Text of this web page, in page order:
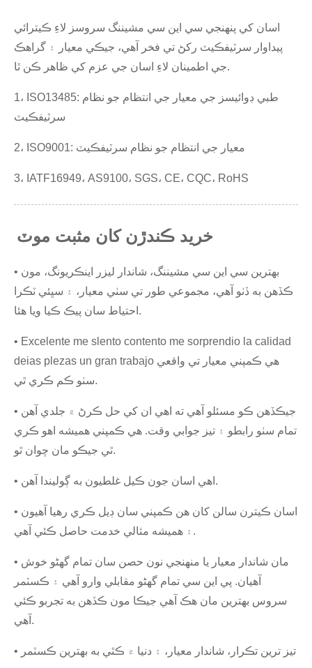
اسان کي پنهنجي سي اين سي مشيننگ سروسز لاءِ ڪيترائي
پيداوار سرٽيفڪيٽ رکڻ تي فخر آهي، جيڪي معيار ۽ گراهڪ
جي اطمينان لاءِ اسان جي عزم کي ظاهر ڪن ٿا.
1، ISO13485: طبي ڊوائيسز جي معيار جي انتظام جو نظام
سرٽيفڪيٽ
2، ISO9001: معيار جي انتظام جو نظام سرٽيفڪيٽ
3، IATF16949، AS9100، SGS، CE، CQC، RoHS
خريد ڪندڙن کان مثبت موٽ
• بهترين سي اين سي مشيننگ، شاندار ليزر اينڪريونگ، مون
ڪڏهن به ڏٺو آهي، مجموعي طور تي سٺي معيار، ۽ سڀئي ٽڪرا
احتياط سان پيڪ ڪيا ويا هئا.
• Excelente me slento contento me sorprendio la calidad
deias plezas un gran trabajo هي ڪمپني معيار تي واقعي
سٺو ڪم ڪري ٿي.
• جيڪڏهن ڪو مسئلو آهي ته اهي ان کي حل ڪرڻ ۾ جلدي آهن
تمام سٺو رابطو ۽ تيز جوابي وقت. هي ڪمپني هميشه اهو ڪري
ٿي جيڪو مان چوان ٿو.
• اهي اسان جون ڪيل غلطيون به ڳوليندا آهن.
• اسان ڪيترن سالن کان هن ڪمپني سان ڊيل ڪري رهيا آهيون
۽ هميشه مثالي خدمت حاصل ڪئي آهي.
• مان شاندار معيار يا منهنجي نون حصن سان تمام گهڻو خوش
آهيان. پي اين سي تمام گهڻو مقابلي وارو آهي ۽ ڪسٽمر
سروس بهترين مان هڪ آهي جيڪا مون ڪڏهن به تجربو ڪئي
آهي.
• تيز ترين تڪرار، شاندار معيار، ۽ دنيا ۾ ڪٿي به بهترين ڪسٽمر